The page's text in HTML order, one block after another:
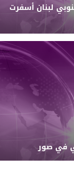
لبنان أسفرت
في صور